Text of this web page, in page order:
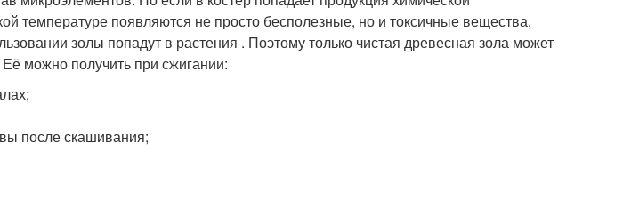
температуре появляются не просто бесполезные, но и токсичные вещества,
золы попадут в растения . Поэтому только чистая древесная зола может
можно получить при сжигании:
после скашивания;